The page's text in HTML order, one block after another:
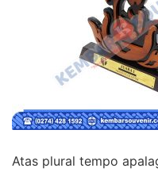
Atas plural tempo